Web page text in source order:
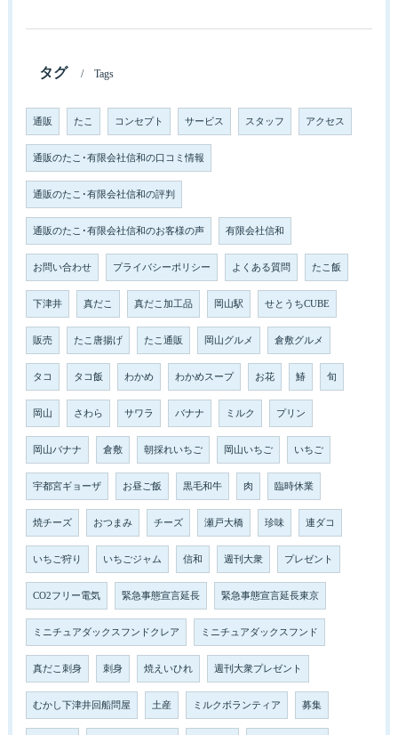
タグ Tags
通販 たこ コンセプト サービス スタッフ アクセス
通販のたこ･有限会社信和の口コミ情報
通販のたこ･有限会社信和の評判
通販のたこ･有限会社信和のお客様の声 有限会社信和
お問い合わせ プライバシーポリシー よくある質問 たこ飯
下津井 真だこ 真だこ加工品 岡山駅 せとうちCUBE
販売 たこ唐揚げ たこ通販 岡山グルメ 倉敷グルメ
タコ タコ飯 わかめ わかめスープ お花 鰆 旬
岡山 さわら サワラ バナナ ミルク プリン
岡山バナナ 倉敷 朝採れいちご 岡山いちご いちご
宇都宮ギョーザ お昼ご飯 黒毛和牛 肉 臨時休業
焼チーズ おつまみ チーズ 瀬戸大橋 珍味 連ダコ
いちご狩り いちごジャム 信和 週刊大衆 プレゼント
CO2フリー電気 緊急事態宣言延長 緊急事態宣言延長東京
ミニチュアダックスフンドクレア ミニチュアダックスフンド
真だこ刺身 刺身 焼えいひれ 週刊大衆プレゼント
むかし下津井回船問屋 土産 ミルクボランティア 募集